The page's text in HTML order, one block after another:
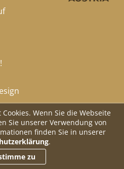
Wenn Sie die Webseite
Sie unserer Verwendung von
finden Sie in unserer
.
zu